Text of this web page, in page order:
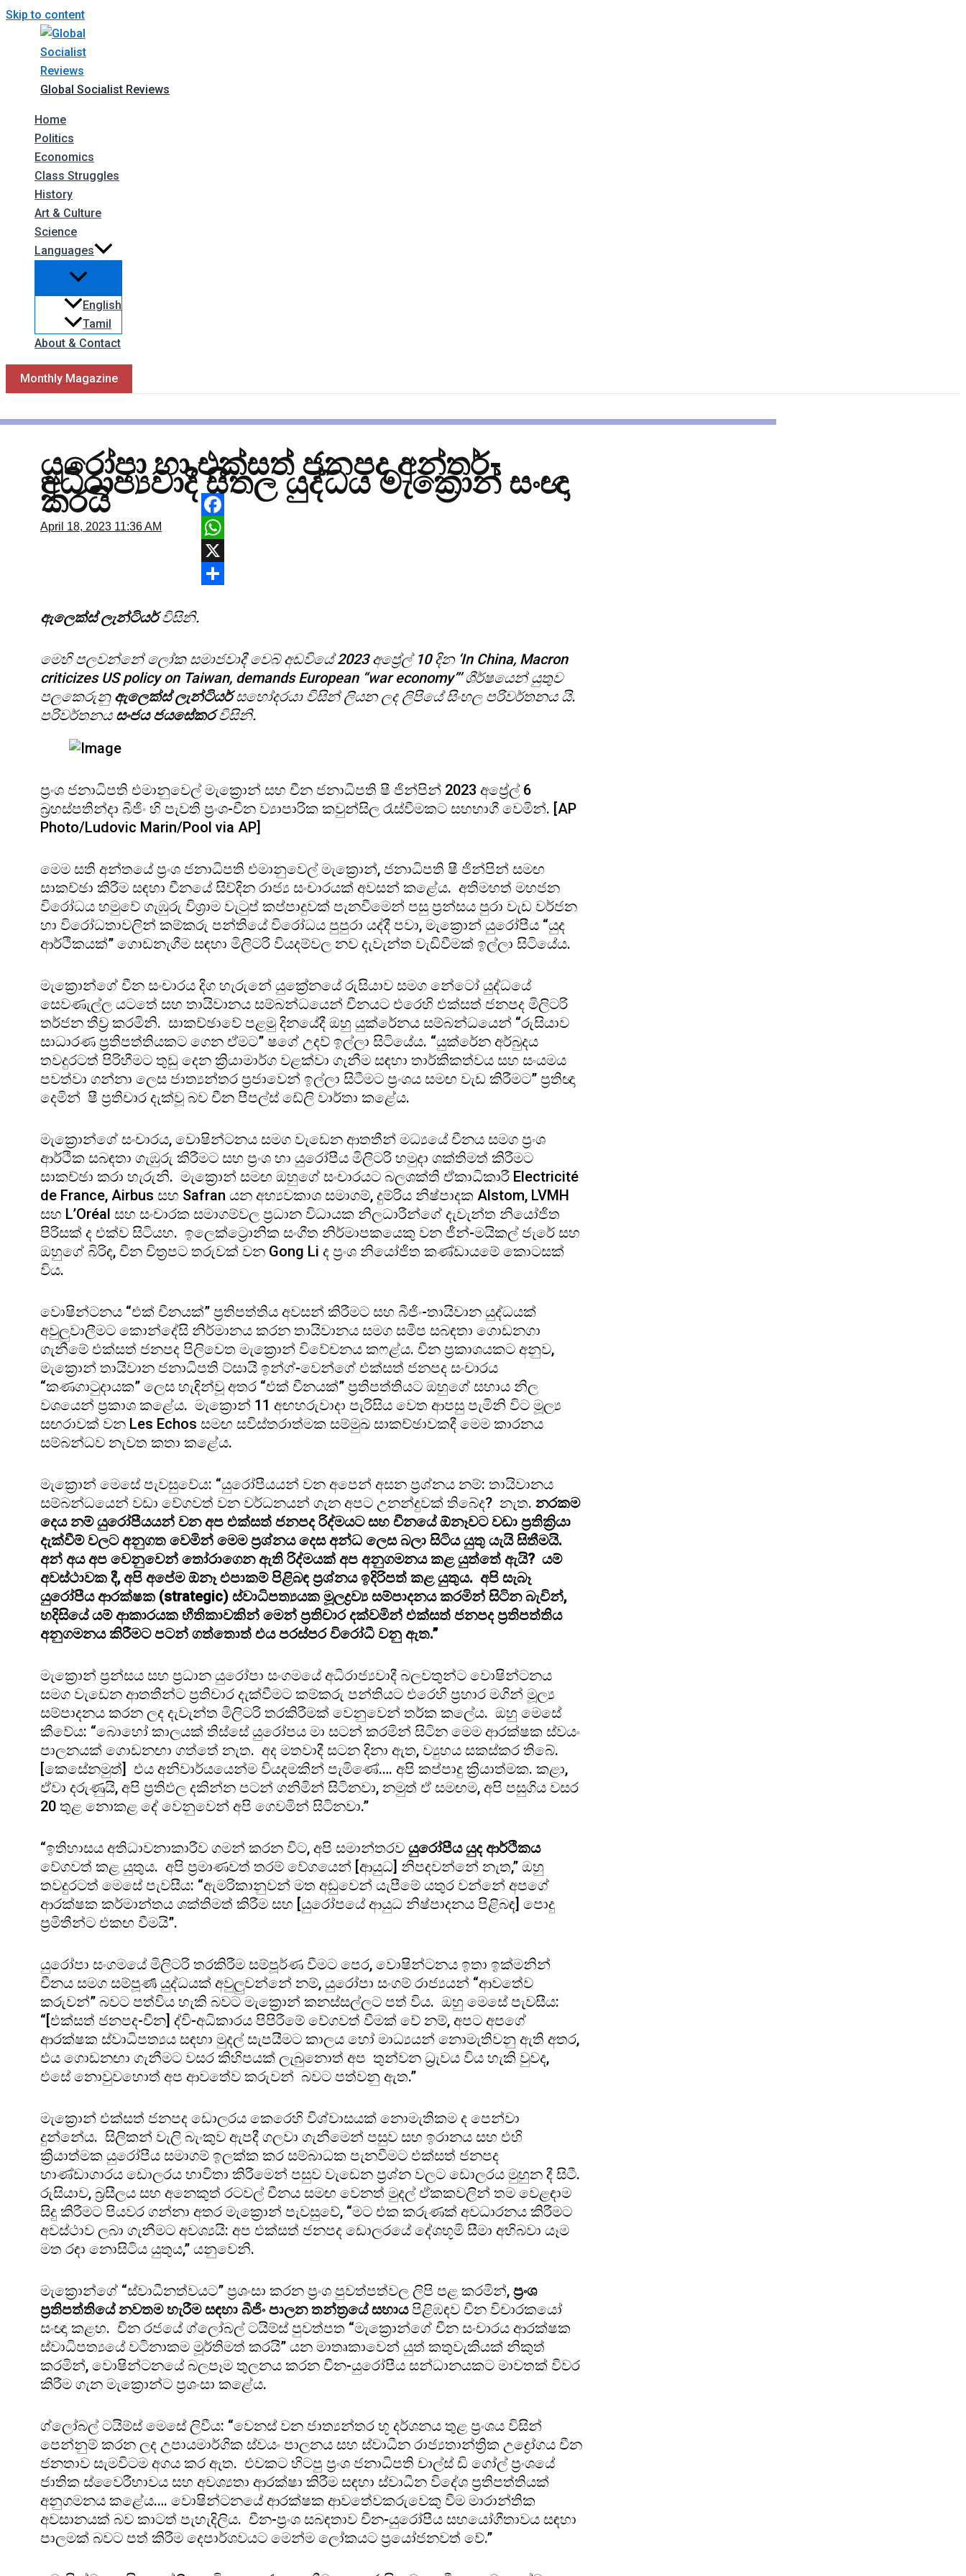
Skip to content
Global Socialist Reviews
Home
Politics
Economics
Class Struggles
History
Art & Culture
Science
Languages
English
Tamil
About & Contact
Monthly Magazine
යුරෝපා හා එක්සත් ජනපද අන්තර්-
අධිරාජ්‍යවාදී සීතල යුද්ධය මැක්‍රොන් සංඥා
කරයි
April 18, 2023 11:36 AM
Facebook
WhatsApp
X
ඇලෙක්ස් ලැන්ටියර්විසිනි.
මෙහි පලවන්නේ ලෝක සමාජවාදී වෙබ් අඩවියේ 2023 අප්‍රේල් 10 දින ‘In China, Macron
criticizes US policy on Taiwan, demands European “war economy”’ ශීර්ෂයෙන් යුතුව
පලකෙරුනු ඇලෙක්ස් ලැන්ටියර්සහෝදරයා විසින් ලියන ලද ලිපියේ සිංහල පරිවර්තනය යි.
පරිවර්තනය සංජය ජයසේකරවිසිනි.
ප්‍රංශ ජනාධිපති එමානුවෙල් මැක්‍රොන් සහ චීන ජනාධිපති ෂී ජින්පින් 2023 අප්‍රේල් 6
බ්‍රහස්පතින්දා බීජිං හි පැවති ප්‍රංශ-චීන ව්‍යාපාරික කවුන්සිල රැස්වීමකට සහභාගී වෙමින්. [AP
Photo/Ludovic Marin/Pool via AP]
මෙම සති අන්තයේ ප්‍රංශ ජනාධිපති එමානුවෙල් මැක්‍රොන්, ජනාධිපති ෂී ජින්පින් සමඟ
සාකච්ඡා කිරීම සඳහා චීනයේ සිව්දින රාජ්‍ය සංචාරයක් අවසන් කළේය. අතිමහත් මහජන
විරෝධය හමුවේ ගැඹුරු විශ‍්‍රාම වැටුප් කප්පාදුවක් පැනවීමෙන් පසු ප‍්‍රන්සය පුරා වැඩ වර්ජන
හා විරෝධතාවලින් කම්කරු පන්තියේ විරෝධය පුපුරා යද්දී පවා, මැක්‍රොන් යුරෝපීය “යුද
ආර්ථිකයක්” ගොඩනැගීම සඳහා මිලිටරි වියදම්වල නව දැවැන්ත වැඩිවීමක් ඉල්ලා සිටියේය.
මැක්‍රොන්ගේ චීන සංචාරය දිග හැරුනේ යුක්‍රේනයේ රුසියාව සමග නේටෝ යුද්ධයේ
සෙවණැල්ල යටතේ සහ තායිවානය සම්බන්ධයෙන් චීනයට එරෙහි එක්සත් ජනපද මිලිටරි
තර්ජන තීව්‍ර කරමිනි. සාකච්ඡාවේ පළමු දිනයේදී ඔහු යුක්රේනය සම්බන්ධයෙන් “රුසියාව
සාධාරණ ප්‍රතිපත්තියකට ගෙන ඒමට” ෂගේ උදව් ඉල්ලා සිටියේය. “යුක්රේන අර්බුදය
තවදුරටත් පිරිහීමට තුඩු දෙන ක්‍රියාමාර්ග වළක්වා ගැනීම සඳහා තාර්කිකත්වය සහ සංයමය
පවත්වා ගන්නා ලෙස ජාත්‍යන්තර ප්‍රජාවෙන් ඉල්ලා සිටීමට ප්‍රංශය සමඟ වැඩ කිරීමට” ප්‍රතිඥා
දෙමින් ෂී ප්‍රතිචාර දැක්වූ බව චීන පීපල්ස් ඩේලි වාර්තා කළේය.
මැක්‍රොන්ගේ සංචාරය, වොෂින්ටනය සමග වැඩෙන ආතතීන් මධ්‍යයේ චීනය සමග ප්‍රංශ
ආර්ථික සබඳතා ගැඹුරු කිරීමට සහ ප්‍රංශ හා යුරෝපීය මිලිටරි හමුදා ශක්තිමත් කිරීමට
සාකච්ඡා කරා හැරුනි. මැක්‍රොන් සමඟ ඔහුගේ සංචාරයට බලශක්ති ඒකාධිකාරී Electricité
de France, Airbus සහ Safran යන අභ්‍යවකාශ සමාගම්, දුම්රිය නිෂ්පාදක Alstom, LVMH
සහ L’Oréal සහ සංචාරක සමාගම්වල ප්‍රධාන විධායක නිලධාරීන්ගේ දැවැන්ත නියෝජිත
පිරිසක් ද එක්ව සිටියහ. ඉලෙක්ට්‍රොනික සංගීත නිර්මාපකයෙකු වන ජීන්-මයිකල් ජැරේ සහ
ඔහුගේ බිරිඳ, චීන චිත්‍රපට තරුවක් වන Gong Li ද ප්‍රංශ නියෝජිත කණ්ඩායමේ කොටසක්
විය.
වොෂින්ටනය “එක් චීනයක්” ප්‍රතිපත්තිය අවසන් කිරීමට සහ බීජිං-තායිවාන යුද්ධයක්
අවුලුවාලීමට කොන්දේසි නිර්මානය කරන තායිවානය සමග සමීප සබඳතා ගොඩනගා
ගැනීමේ එක්සත් ජනපද පිලිවෙත මැක්‍රොන් විවේචනය කෆළ්ය. චීන ප්‍රකාශයකට අනුව,
මැක්‍රොන් තායිවාන ජනාධිපති ට්සායි ඉන්ග්-වෙන්ගේ එක්සත් ජනපද සංචාරය
“කණගාටුදායක” ලෙස හැඳින්වූ අතර “එක් චීනයක්” ප්‍රතිපත්තියට ඔහුගේ සහාය නිල
වශයෙන් ප්‍රකාශ කළේය. මැක්‍රොන් 11 අඟහරුවාදා පැරිසිය වෙත ආපසු පැමිනි විට මූල්‍ය
සඟරාවක් වන Les Echos සමඟ සවිස්තරාත්මක සම්මුඛ සාකච්ඡාවකදී මෙම කාරනය
සම්බන්ධව නැවත කතා කළේය.
මැක්‍රොන් මෙසේ පැවසුවේය: “යුරෝපීයයන් වන අපෙන් අසන ප්‍රශ්නය නම්: තායිවානය
සම්බන්ධයෙන් වඩා වේගවත් වන වර්ධනයන් ගැන අපට උනන්දුවක් තිබේද? නැත. නරකම
දෙය නම් යුරෝපීයයන් වන අප එක්සත් ජනපද රිද්මයට සහ චීනයේ ඕනෑවට වඩා ප්‍රතික්‍රියා
දැක්වීම් වලට අනුගත වෙමින් මෙම ප්‍රශ්නය දෙස අන්ධ ලෙස බලා සිටිය යුතු යැයි සිතීමයි.
අන් අය අප වෙනුවෙන් තෝරාගෙන ඇති රිද්මයක් අප අනුගමනය කළ යුත්තේ ඇයි? යම්
අවස්ථාවක දී, අපි අපේම ඕනෑ එපාකම් පිළිබඳ ප්‍රශ්නය ඉදිරිපත් කළ යුතුය. අපි සැබෑ
යුරෝපීය ආරක්ෂක (strategic) ස්වාධිපත්‍යයක මූලද්‍රව්‍ය සම්පාදනය කරමින් සිටින බැවින්,
හදිසියේ යම් ආකාරයක භීතිකාවකින් මෙන් ප්‍රතිචාර දක්වමින් එක්සත් ජනපද ප්‍රතිපත්තිය
අනුගමනය කිරීමට පටන් ගත්තොත් එය පරස්පර විරෝධී වනු ඇත.”
මැක්‍රොන් ප්‍රන්සය සහ ප්‍රධාන යුරෝපා සංගමයේ අධිරාජ්‍යවාදී බලවතුන්ට වොෂින්ටනය
සමග වැඩෙන ආතතීන්ට ප්‍රතිචාර දැක්වීමට කම්කරු පන්තියට එරෙහි ප්‍රහාර මගින් මූල්‍ය
සම්පාදනය කරන ලද දැවැන්ත මිලිටරි තරකිරීමක් වෙනුවෙන් තර්ක කලේය. ඔහු මෙසේ
කීවේය: “බොහෝ කාලයක් තිස්සේ යුරෝපය මා සටන් කරමින් සිටින මෙම ආරක්ෂක ස්වයං
පාලනයක් ගොඩනඟා ගත්තේ නැත. අද මතවාදී සටන දිනා ඇත, ව්‍යුහය සකස්කර තිබේ.
[කෙසේනමුත්] එය අනිවාර්යයෙන්ම වියදමකින් පැමිණේ.… අපි කප්පාදු ක්‍රියාත්මක. කළා,
ඒවා දරුණුයි, අපි ප්‍රතිඵල දකින්න පටන් ගනිමින් සිටිනවා, නමුත් ඒ සමඟම, අපි පසුගිය වසර
20 තුළ නොකළ දේ වෙනුවෙන් අපි ගෙවමින් සිටිනවා.”
“ඉතිහාසය අතිධාවනාකාරීව ගමන් කරන විට, අපි සමාන්තරව යුරෝපීය යුද ආර්ථිකය
වේගවත් කළ යුතුය. අපි ප්‍රමාණවත් තරම් වේගයෙන් [ආයුධ] නිපදවන්නේ නැත,” ඔහු
තවදුරටත් මෙසේ පැවසීය: “ඇමරිකානුවන් මත අඩුවෙන් යැපීමේ යතුර වන්නේ අපගේ
ආරක්ෂක කර්මාන්තය ශක්තිමත් කිරීම සහ [යුරෝපයේ ආයුධ නිෂ්පාදනය පිළිබඳ] පොදු
ප්‍රමිතීන්ට එකඟ වීමයි”.
යුරෝපා සංගමයේ මිලිටරි තරකිරීම සම්පූර්ණ වීමට පෙර, වොෂින්ටනය ඉතා ඉක්මනින්
චීනය සමග සම්පූර්‍ණ යුද්ධයක් අවුලුවන්නේ නම්, යුරෝපා සංගම් රාජ්‍යයන් “ආවතේව
කරුවන්” බවට පත්විය හැකි බවට මැක්‍රොන් කනස්සල්ලට පත් විය. ඔහු මෙසේ පැවසීය:
“[එක්සත් ජනපද-චීන] ද්වි-අධිකාරය පිපිරීමේ වේගවත් වීමක් වේ නම්, අපට අපගේ
ආරක්ෂක ස්වාධිපත්‍යය සඳහා මුදල් සැපයීමට කාලය හෝ මාධ්‍යයන් නොමැතිවනු ඇති අතර,
එය ගොඩනඟා ගැනීමට වසර කිහිපයක් ලැබුනොත් අප තුන්වන ධ්‍රැවය විය හැකි වුවද,
එසේ නොවුවහොත් අප ආවතේව කරුවන් බවට පත්වනු ඇත.”
මැක්‍රොන් එක්සත් ජනපද ඩොලරය කෙරෙහි විශ්වාසයක් නොමැතිකම ද පෙන්වා
දුන්නේය. සිලිකන් වැලි බැංකුව ඇපදී ගලවා ගැනීමෙන් පසුව සහ ඉරානය සහ එහි
ක්‍රියාත්මක යුරෝපීය සමාගම් ඉලක්ක කර සම්බාධක පැනවීමට එක්සත් ජනපද
භාණ්ඩාගාරය ඩොලරය භාවිතා කිරීමෙන් පසුව වැඩෙන ප්‍රශ්න වලට ඩොලරය මුහුන දී සිටී.
රුසියාව, බ්‍රසීලය සහ අනෙකුත් රටවල් චීනය සමඟ වෙනත් මුදල් ඒකකවලින් තම වෙළඳාම
සිදු කිරීමට පියවර ගන්නා අතර මැක්‍රොන් පැවසුවේ, “මට එක කරුණක් අවධාරනය කිරීමට
අවස්ථාව ලබා ගැනීමට අවශ්‍යයි: අප එක්සත් ජනපද ඩොලරයේ දේශභූමි සීමා අභිබවා යෑම
මත රඳා නොසිටිය යුතුය,” යනුවෙනි.
මැක්‍රොන්ගේ “ස්වාධීනත්වයට” ප්‍රශංසා කරන ප්‍රංශ පුවත්පත්වල ලිපි පළ කරමින්, ප්‍රංශ
ප්‍රතිපත්තියේ නවතම හැරීම සඳහා බීජිං පාලන තන්ත්‍රයේ සහායපිළිඹඳව චීන විචාරකයෝ
සංඥා කළහ. චීන රජයේ ග්ලෝබල් ටයිම්ස් පුවත්පත “මැක්‍රොන්ගේ චීන සංචාරය ආරක්ෂක
ස්වාධිපත්‍යයේ වටිනාකම මූර්තිමත් කරයි” යන මාතෘකාවෙන් යුත් කතුවැකියක් නිකුත්
කරමින්, වොෂින්ටනයේ බලපෑම තුලනය කරන චීන-යුරෝපීය සන්ධානයකට මාවතක් විවර
කිරීම ගැන මැක්‍රොන්ට ප්‍රශංසා කළේය.
ග්ලෝබල් ටයිම්ස් මෙසේ ලිවීය: “වෙනස් වන ජාත්‍යන්තර භූ දර්ශනය තුළ ප්‍රංශය විසින්
පෙන්නුම් කරන ලද උපායමාර්ගික ස්වයං පාලනය සහ ස්වාධීන රාජ්‍යතාන්ත්‍රික උද්‍රෝගය චීන
ජනතාව සැමවිටම අගය කර ඇත. එවකට හිටපු ප්‍රංශ ජනාධිපති චාල්ස් ඩි ගෝල් ප්‍රංශයේ
ජාතික ස්වෛරීභාවය සහ අවශ්‍යතා ආරක්ෂා කිරීම සඳහා ස්වාධීන විදේශ ප්‍රතිපත්තියක්
අනුගමනය කළේය.… වොෂින්ටනයේ ආරක්ෂක ආවතේවකරුවෙකු වීම මාරාන්තික
අවසානයක් බව කාටත් පැහැදිලිය. චීන-ප්‍රංශ සබඳතාව චීන-යුරෝපීය සහයෝගීතාවය සඳහා
පාලමක් බවට පත් කිරීම දෙපාර්ශවයට මෙන්ම ලෝකයට ප්‍රයෝජනවත් වේ.”